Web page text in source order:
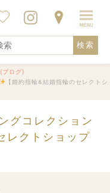
検索
ブログ)
【婚約指輪&結婚指輪のセレクトシ
グコレクション
レクトショップ